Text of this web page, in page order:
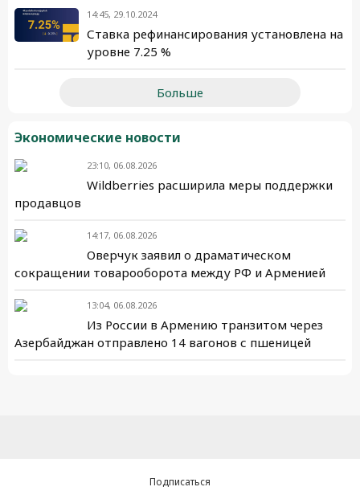
14:45, 29.10.2024
Ставка рефинансирования установлена на
уровне 7.25 %
Больше
Экономические новости
23:10, 06.08.2026
Wildberries расширила меры поддержки
продавцов
14:17, 06.08.2026
Оверчук заявил о драматическом
сокращении товарооборота между РФ и Арменией
13:04, 06.08.2026
Из России в Армению транзитом через
Азербайджан отправлено 14 вагонов с пшеницей
Подписаться